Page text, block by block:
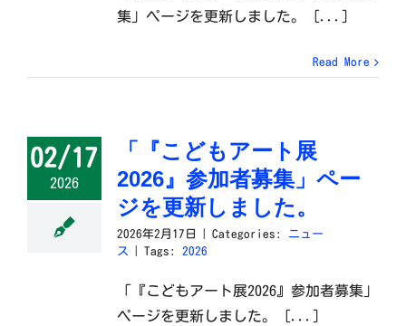
集」ページを更新しました。 [...]
Read More
02/17
2026
「『こどもアート展
2026』参加者募集」ペー
ジを更新しました。
2026年2月17日 Categories: ニュー
ス
Tags: 2026
「『こどもアート展2026』参加者募集」
ページを更新しました。 [...]